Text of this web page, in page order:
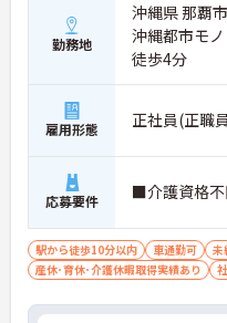
勤務地
沖縄県 那覇
沖縄都市モ
徒歩4分
雇用形態 正社員(正職
応募要件 ■介護資格
駅から徒歩10分以内 車通勤可 未
産休･育休･介護休暇取得実績あり